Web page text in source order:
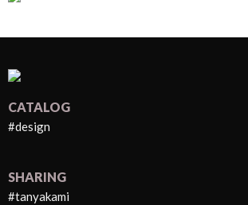
CATALOG
#design
SHARING
#tanyakami